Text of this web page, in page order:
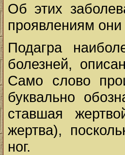
Об этих
проявлениям
Подагра
болезней,
Само слово
буквально
ставшая
жертва),
ног.